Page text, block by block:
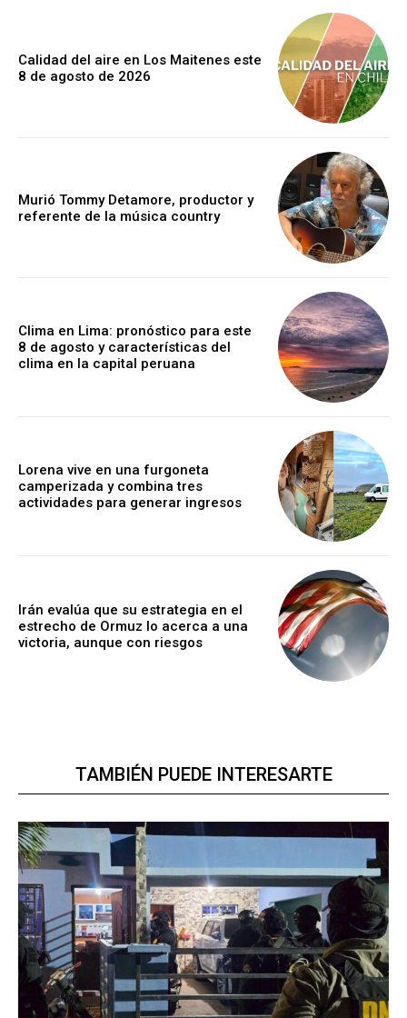
Calidad del aire en Los Maitenes este
8 de agosto de 2026
Murió Tommy Detamore, productor y
referente de la música country
Clima en Lima: pronóstico para este
8 de agosto y características del
clima en la capital peruana
Lorena vive en una furgoneta
camperizada y combina tres
actividades para generar ingresos
Irán evalúa que su estrategia en el
estrecho de Ormuz lo acerca a una
victoria, aunque con riesgos
TAMBIÉN PUEDE INTERESARTE